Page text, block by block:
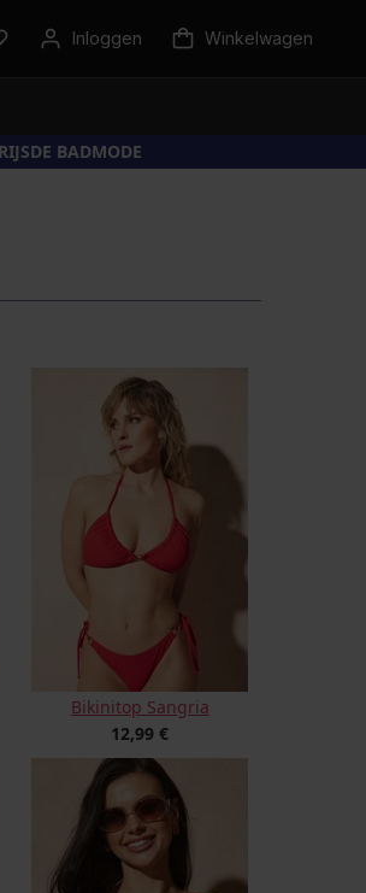
Inloggen Winkelwagen
BADMODE
Bikinitop Sangria
12,99 €